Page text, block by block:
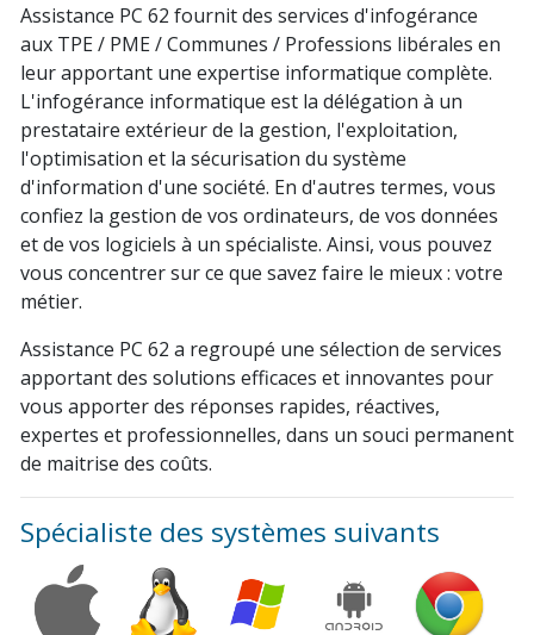
Assistance PC 62 fournit des services d'infogérance
aux TPE / PME / Communes / Professions libérales en
leur apportant une expertise informatique complète.
L'infogérance informatique est la délégation à un
prestataire extérieur de la gestion, l'exploitation,
l'optimisation et la sécurisation du système
d'information d'une société. En d'autres termes, vous
confiez la gestion de vos ordinateurs, de vos données
et de vos logiciels à un spécialiste. Ainsi, vous pouvez
vous concentrer sur ce que savez faire le mieux : votre
métier.
Assistance PC 62 a regroupé une sélection de services
apportant des solutions efficaces et innovantes pour
vous apporter des réponses rapides, réactives,
expertes et professionnelles, dans un souci permanent
de maitrise des coûts.
Spécialiste des systèmes suivants